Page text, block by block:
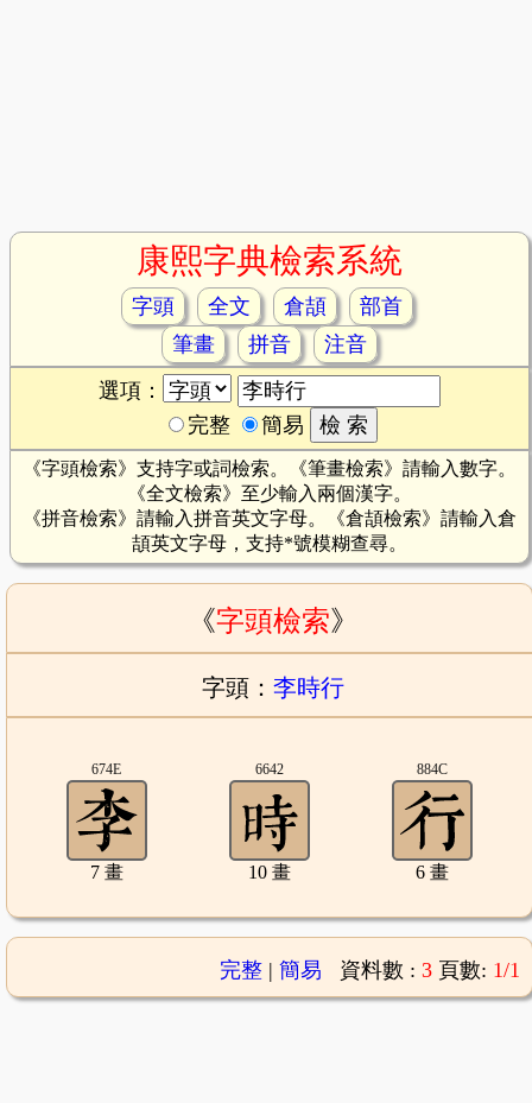
康熙字典檢索系統
字頭 全文 倉頡
部首
筆畫
拼音
注音
選項：
完整
簡易
《字頭檢索》支持字或詞檢索。《筆畫檢索》請輸入數字。
《全文檢索》至少輸入兩個漢字。
《拼音檢索》請輸入拼音英文字母。《倉頡檢索》請輸入倉
頡英文字母，支持*號模糊查尋。
《字頭檢索》
字頭： 李時行
674E
7 畫
6642
10 畫
884C
6 畫
完整| 簡易 資料數 : 3 頁數: 1/1